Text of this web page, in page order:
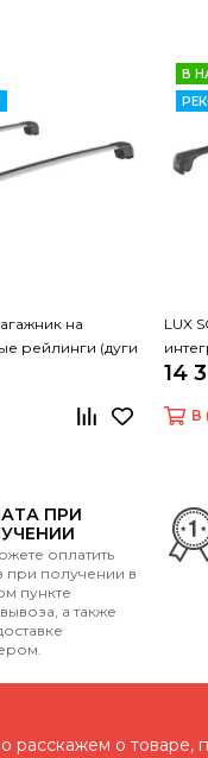
на
рейлинги (дуги
110 см)
В
LUX
14
В
ПРИ
оплатить
при получении в
пункте
а также
расскажем о товаре,